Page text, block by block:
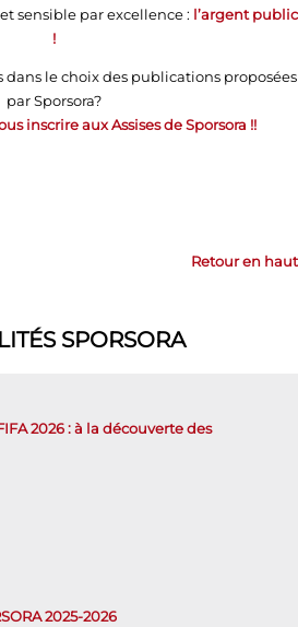
sensible par excellence : l’argent public
!
dans le choix des publications proposées
par Sporsora?
inscrire aux Assises de Sporsora !!
Retour en haut
SPORSORA
2026 : à la découverte des
2025-2026